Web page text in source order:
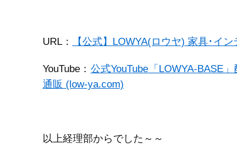
URL： 【公式】LOWYA(ロウヤ) 家具･イ
YouTube： 公式YouTube「LOWYA-BASE
通販 (low-ya.com)
以上経理部からでした～～